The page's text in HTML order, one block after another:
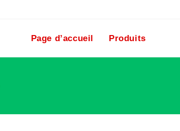
Page d’accueil Produits